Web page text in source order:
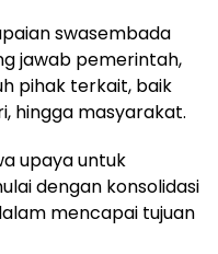
swasembada
jawab pemerintah,
pihak terkait, baik
hingga masyarakat.
upaya untuk
dengan konsolidasi
mencapai tujuan